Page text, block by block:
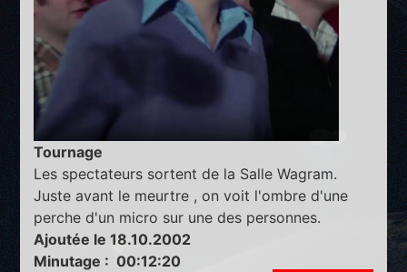
Tournage
Les spectateurs sortent de la Salle Wagram.
Juste avant le meurtre , on voit l'ombre d'une
perche d'un micro sur une des personnes.
Ajoutée le 18.10.2002
Minutage : 00:12:20